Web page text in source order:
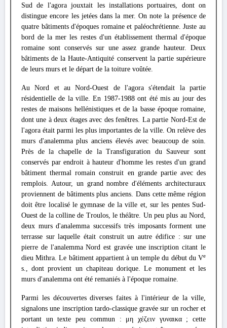
Sud de l'agora jouxtait les installations portuaires, dont on
distingue encore les jetées dans la mer. On note la présence de
quatre bâtiments d'époques romaine et paléochrétienne. Juste au
bord de la mer les restes d'un établissement thermal d'époque
romaine sont conservés sur une assez grande hauteur. Deux
bâtiments de la Haute-Antiquité conservent la partie supérieure
de leurs murs et le départ de la toiture voûtée.
Au Nord et au Nord-Ouest de l'agora s'étendait la partie
résidentielle de la ville. En 1987-1988 ont été mis au jour des
restes de maisons hellénistiques et de la basse époque romaine,
dont une à deux étages avec des fenêtres. La partie Nord-Est de
l'agora était parmi les plus importantes de la ville. On relève des
murs d'analemma plus anciens élevés avec beaucoup de soin.
Près de la chapelle de la Transfiguration du Sauveur sont
conservés par endroit à hauteur d'homme les restes d'un grand
bâtiment thermal romain construit en grande partie avec des
remplois. Autour, un grand nombre d'éléments architecturaux
proviennent de bâtiments plus anciens. Dans cette même région
doit être localisé le gymnase de la ville et, sur les pentes Sud-
Ouest de la colline de Troulos, le théâtre. Un peu plus au Nord,
deux murs d'analemma successifs très imposants forment une
terrasse sur laquelle était construit un autre édifice : sur une
pierre de l'analemma Nord est gravée une inscription citant le
dieu Mithra. Le bâtiment appartient à un temple du début du Ve
s., dont provient un chapiteau dorique. Le monument et les
murs d'analemma ont été remaniés à l'époque romaine.
Parmi les découvertes diverses faites à l'intérieur de la ville,
signalons une inscription tardo-classique gravée sur un rocher et
portant un texte peu commun : μη χέζειν γυναικα ; cette